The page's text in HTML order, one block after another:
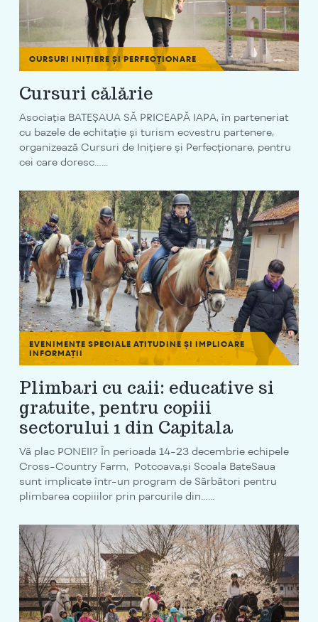
CURSURI INIȚIERE ȘI PERFECȚIONARE
Cursuri călărie
Asociația BATEȘAUA SĂ PRICEAPĂ IAPA, în parteneriat
cu bazele de echitație și turism ecvestru partenere,
organizează Cursuri de Inițiere și Perfecționare, pentru
cei care doresc…...
EVENIMENTE SPECIALE ATITUDINE ȘI IMPLICARE
INFORMAȚII
Plimbari cu caii: educative si
gratuite, pentru copiii
sectorului 1 din Capitala
Vă plac PONEII? În perioada 14-23 decembrie echipele
Cross-Country Farm, Potcoava,și Scoala BateSaua
sunt implicate într-un program de Sărbători pentru
plimbarea copiiilor prin parcurile din…...